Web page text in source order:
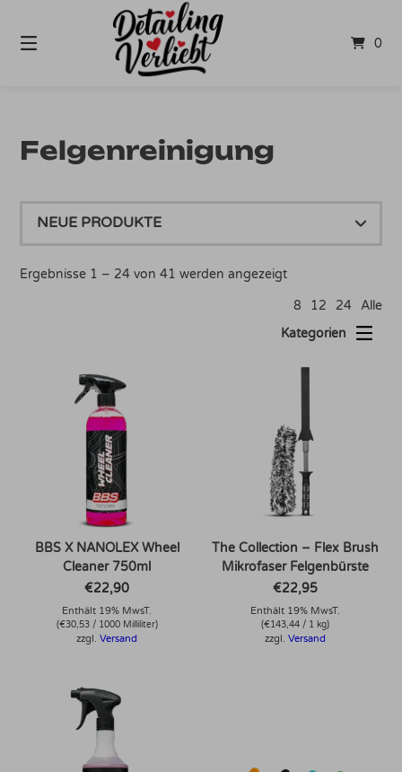
Inhalt
0
Felgenreinigung
Ergebnisse 1 – 24 von 41 werden angezeigtNach
sortiert
8 12 24 Alle
BBS X NANOLEX Wheel
Cleaner 750ml
€22,90
Enthält 19% MwsT.
(€30,53/ 1000 Milliliter)
zzgl.Versand
The Collection – Flex Brush
Mikrofaser Felgenbürste
€22,95
Enthält 19% MwsT.
(€143,44/ 1 kg)
zzgl. Versand
Kategorien